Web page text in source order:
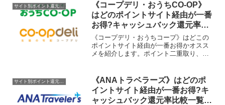
サイト別ポイント還元率一覧
《コープデリ・おうちCO-OP》
はどのポイントサイト経由が一番
お得?キャッシュバック還元率比
較一覧2021/10/10
《コープデリ・おうちコープ》はどこの
ポイントサイト経由が一番お得かオスス
メを紹介します。ポイント二重取り、高
《ANAトラベラーズ》はどのポ
イントサイト経由が一番お得?キ
ャッシュバック還元率比較一覧